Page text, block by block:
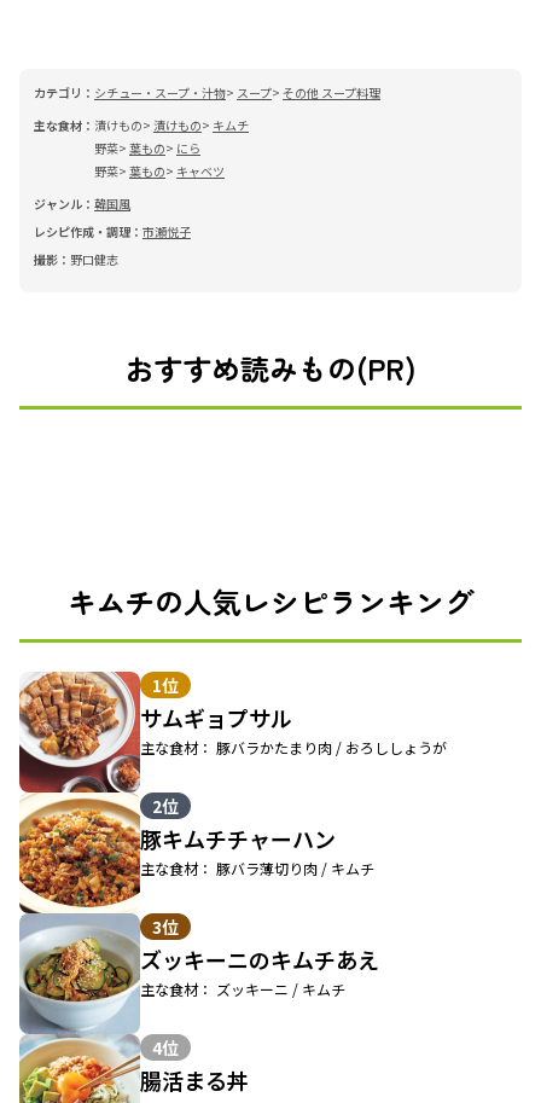
カテゴリ： シチュー・スープ・汁物 スープ その他 スープ料理
主な食材： 漬けもの 漬けもの
キムチ
野菜 葉もの
にら
野菜 葉もの
キャベツ
ジャンル： 韓国風
レシピ作成・調理： 市瀬悦子
撮影： 野口健志
おすすめ読みもの(PR)
キムチの人気レシピランキング
1位
サムギョプサル
主な食材： 豚バラかたまり肉 / おろししょうが
2位
豚キムチチャーハン
主な食材： 豚バラ薄切り肉 / キムチ
3位
ズッキーニのキムチあえ
主な食材： ズッキーニ / キムチ
4位
腸活まる丼